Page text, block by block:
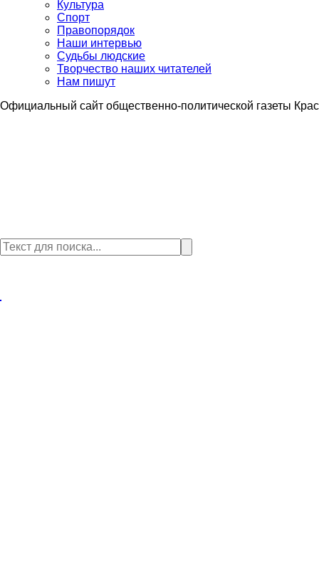
Культура
Спорт
Правопорядок
Наши интервью
Судьбы людские
Творчество наших читателей
Нам пишут
Официальный сайт общественно-политической газеты